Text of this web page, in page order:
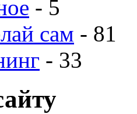
- 5
сам - 81
- 33